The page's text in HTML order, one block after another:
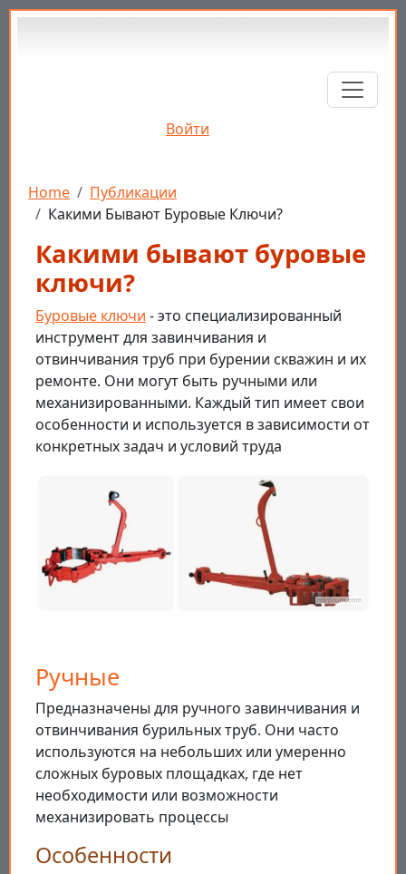
Перейти к основному содержанию
Войти
Строка навигации
Home
Публикации
Какими Бывают Буровые Ключи?
Какими бывают буровые
ключи?
Буровые ключи - это специализированный
инструмент для завинчивания и
отвинчивания труб при бурении скважин и их
ремонте. Они могут быть ручными или
механизированными. Каждый тип имеет свои
особенности и используется в зависимости от
конкретных задач и условий труда
Ручные
Предназначены для ручного завинчивания и
отвинчивания бурильных труб. Они часто
используются на небольших или умеренно
сложных буровых площадках, где нет
необходимости или возможности
механизировать процессы
Особенности